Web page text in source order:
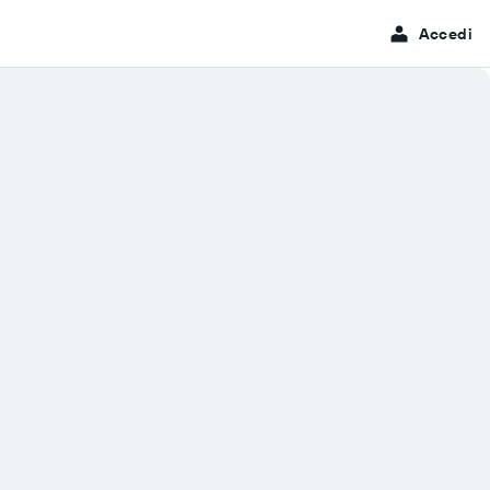
Accedi